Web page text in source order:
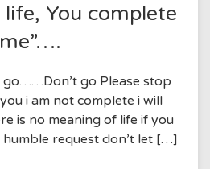
life, You complete
me”….
go Please stop
i am not complete i will
is no meaning of life if you
humble request don’t let […]